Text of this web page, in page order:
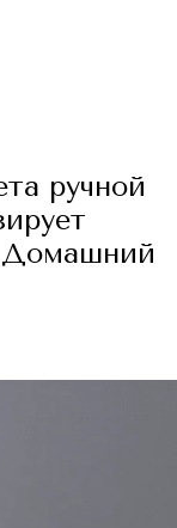
ручной
Домашний